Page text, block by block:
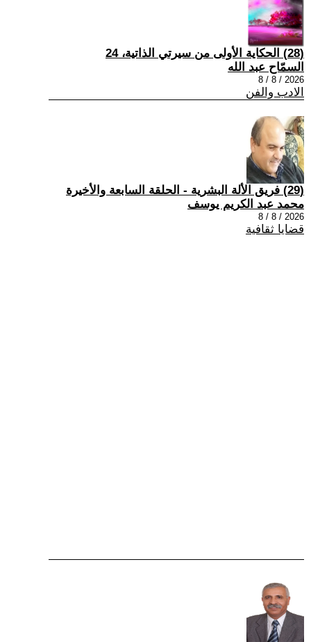
(28) الحكاية الأولى من سيرتي الذاتية، 24
السمّاح عبد الله
2026 / 8 / 8
الادب والفن
(29) فريق الألة البشرية - الحلقة السابعة والأخيرة
محمد عبد الكريم يوسف
2026 / 8 / 8
قضايا ثقافية